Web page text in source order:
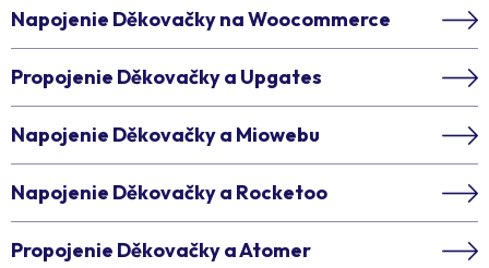
Napojenie Děkovačky na Woocommerce
Propojenie Děkovačky a Upgates
Napojenie Děkovačky a Miowebu
Napojenie Děkovačky a Rocketoo
Propojenie Děkovačky a Atomer